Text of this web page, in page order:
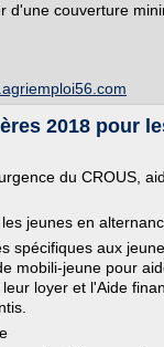
d'une couverture
2018 pour
du CROUS,
jeunes en
spécifiques aux
mobili-jeune pour
loyer et l'Aide